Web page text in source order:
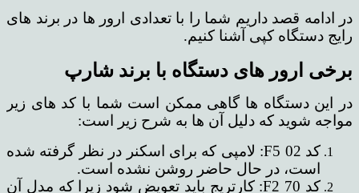
در ادامه قصد داریم شما را با تعدادی ارور ها در برند های
رایج دستگاه کپی آشنا کنیم.
برخی ارور های دستگاه با برند شارپ
در این دستگاه ها گاهی ممکن است شما با کد های زیر
مواجه شوید که دلیل آن ها به شرح زیر است:
کد F5 02: لامپی که برای اسکنر در نظر گرفته شده
است، در حال حاضر روشن نشده است.
کد F2 70: کارتریج باید تعویض شود زیرا که مدل آن